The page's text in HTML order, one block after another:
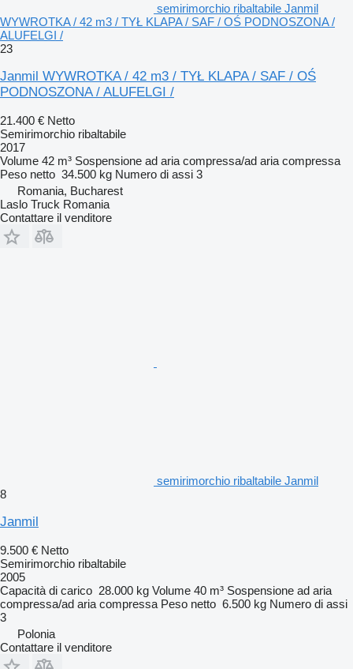
semirimorchio ribaltabile Janmil
WYWROTKA / 42 m3 / TYŁ KLAPA / SAF / OŚ PODNOSZONA /
ALUFELGI /
23
Janmil WYWROTKA / 42 m3 / TYŁ KLAPA / SAF / OŚ
PODNOSZONA / ALUFELGI /
21.400 € Netto
Semirimorchio ribaltabile
2017
Volume 42 m³ Sospensione ad aria compressa/ad aria compressa
Peso netto 34.500 kg Numero di assi 3
Romania, Bucharest
Laslo Truck Romania
Contattare il venditore
semirimorchio ribaltabile Janmil
8
Janmil
9.500 € Netto
Semirimorchio ribaltabile
2005
Capacità di carico 28.000 kg Volume 40 m³ Sospensione ad aria
compressa/ad aria compressa Peso netto 6.500 kg Numero di assi
3
Polonia
Contattare il venditore